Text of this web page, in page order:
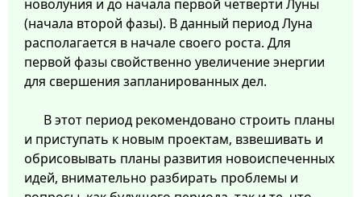
новолуния и до начала первой четверти Луны
(начала второй фазы). В данный период Луна
располагается в начале своего роста. Для
первой фазы свойственно увеличение энергии
для свершения запланированных дел.
В этот период рекомендовано строить планы
и приступать к новым проектам, взвешивать и
обрисовывать планы развития новоиспеченных
идей, внимательно разбирать проблемы и